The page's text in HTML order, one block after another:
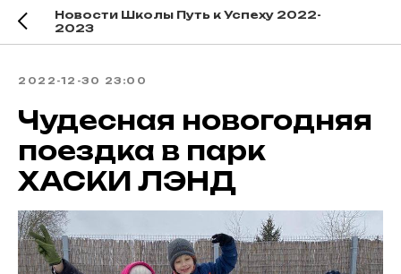
Новости Школы Путь к Успеху 2022-
2023
2022-12-30 23:00
Чудесная новогодняя
поездка в парк
ХАСКИ ЛЭНД